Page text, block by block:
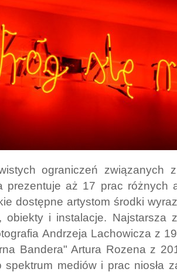
ograniczeń związanych
prezentuje aż 17 prac różnych
dostępne artystom środki
obiekty i instalacje. Najstarsza
Andrzeja Lachowicza z
Bandera" Artura Rozena z
spektrum mediów i prac niosła